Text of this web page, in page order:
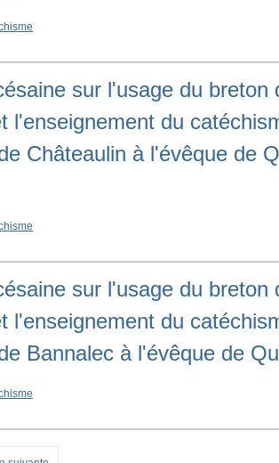
sur l'usage du breton
l'enseignement du
Châteaulin à l'évêque de
sur l'usage du breton
l'enseignement du
Bannalec à l'évêque de